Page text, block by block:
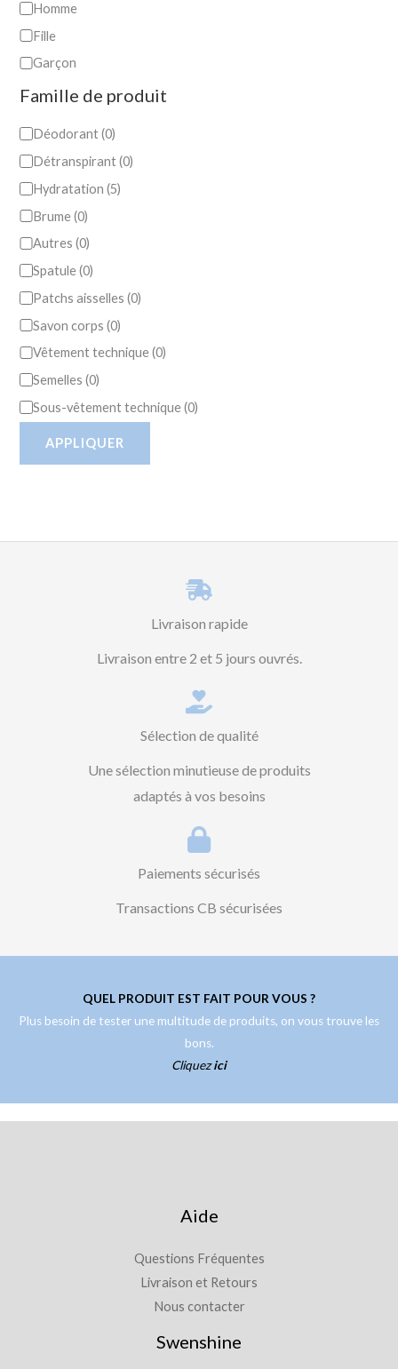
Homme
Fille
Garçon
Famille de produit
Déodorant(0)
Détranspirant(0)
Hydratation(5)
Brume(0)
Autres(0)
Spatule(0)
Patchs aisselles(0)
Savon corps(0)
Vêtement technique(0)
Semelles(0)
Sous-vêtement technique(0)
APPLIQUER
Livraison rapide
Livraison entre 2 et 5 jours ouvrés.
Sélection de qualité
Une sélection minutieuse de produits
adaptés à vos besoins
Paiements sécurisés
Transactions CB sécurisées
QUEL PRODUIT EST FAIT POUR VOUS ?
Plus besoin de tester une multitude de produits, on vous trouve les
bons.
Cliquezici
Aide
Questions Fréquentes
Livraison et Retours
Nous contacter
Swenshine